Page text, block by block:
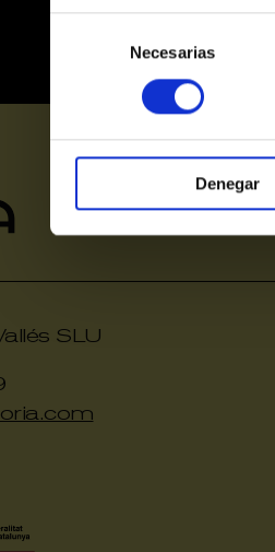
consentimiento
Necesarias
Denegar
SLU